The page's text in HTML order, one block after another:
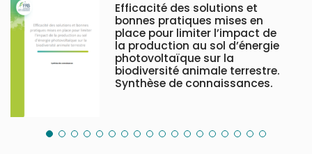
Efficacité des solutions et
bonnes pratiques mises en
place pour limiter l’impact de
la production au sol d’énergie
photovoltaïque sur la
biodiversité animale terrestre.
Synthèse de connaissances.